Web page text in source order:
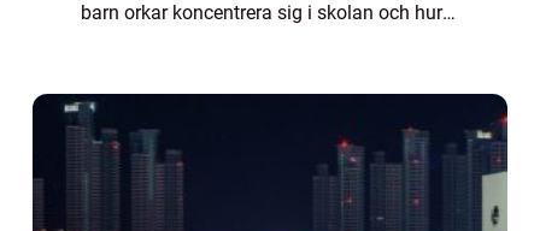
barn orkar koncentrera sig i skolan och hur
mi...